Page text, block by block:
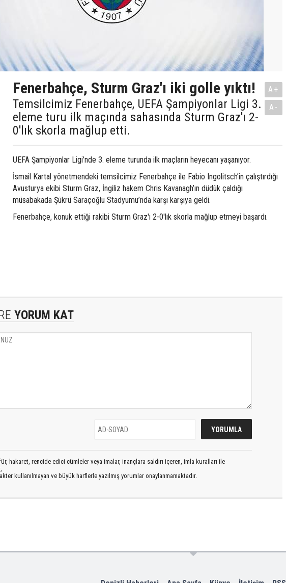
Fenerbahçe, Sturm Graz'ı iki golle yıktı!
Temsilcimiz Fenerbahçe, UEFA Şampiyonlar Ligi 3.
eleme turu ilk maçında sahasında Sturm Graz'ı 2-
0'lık skorla mağlup etti.
A+
A-
UEFA Şampiyonlar Ligi’nde 3. eleme turunda ilk maçların heyecanı yaşanıyor.
İsmail Kartal yönetmendeki temsilcimiz Fenerbahçe ile Fabio Ingolitsch’in çalıştırdığı
Avusturya ekibi Sturm Graz, İngiliz hakem Chris Kavanagh’ın düdük çaldığı
müsabakada Şükrü Saraçoğlu Stadyumu’nda karşı karşıya geldi.
Fenerbahçe, konuk ettiği rakibi Sturm Graz'ı 2-0'lık skorla mağlup etmeyi başardı.
YORUM KAT
hakaret, rencide edici cümleler veya imalar, inançlara saldırı içeren, imla kuralları ile
kullanılmayan ve büyük harflerle yazılmış yorumlar onaylanmamaktadır.